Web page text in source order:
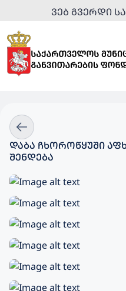
ᲕᲔᲑ ᲒᲕᲔᲠᲓᲘ
ᲓᲐᲑᲐ ᲩᲮᲝᲠᲝᲬᲧᲣᲨᲘ
ᲨᲔᲜᲓᲔᲑᲐ